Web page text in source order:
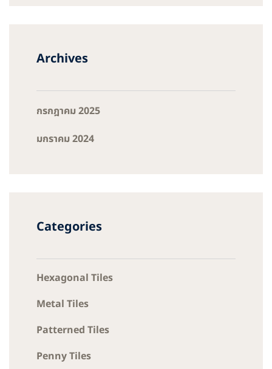
Archives
กรกฎาคม 2025
มกราคม 2024
Categories
Hexagonal Tiles
Metal Tiles
Patterned Tiles
Penny Tiles